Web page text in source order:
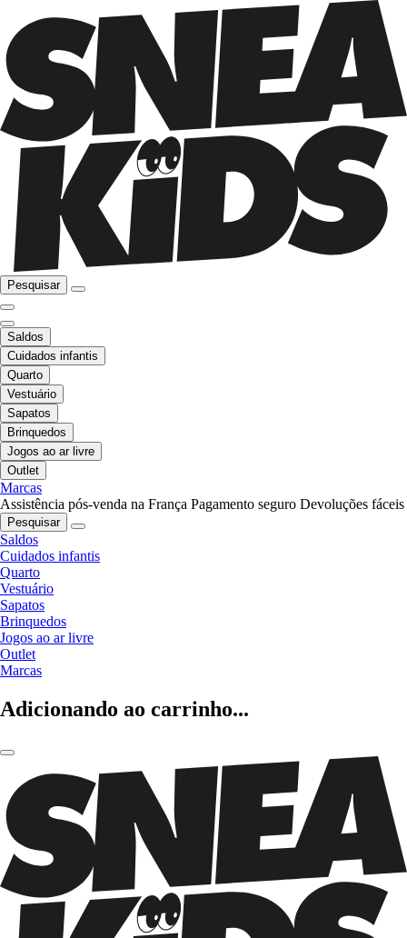
Pesquisar
Saldos
Cuidados infantis
Quarto
Vestuário
Sapatos
Brinquedos
Jogos ao ar livre
Outlet
Marcas
Assistência pós-venda na França Pagamento seguro Devoluções fáceis
Pesquisar
Saldos
Cuidados infantis
Quarto
Vestuário
Sapatos
Brinquedos
Jogos ao ar livre
Outlet
Marcas
Adicionando ao carrinho...